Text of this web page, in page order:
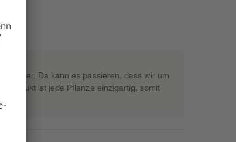
Da kann es passieren, dass wir um
ist jede Pflanze einzigartig, somit